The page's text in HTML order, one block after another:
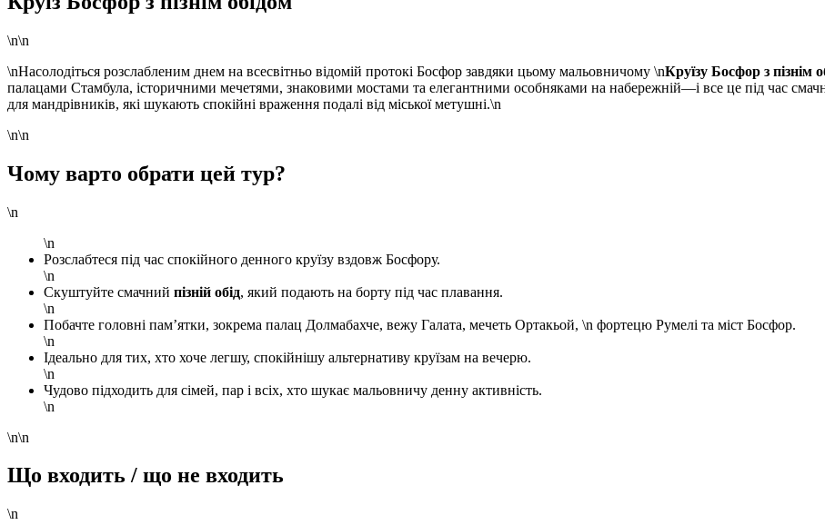
\n\n
\nНасолодіться розслабленим днем на всесвітньо відомій протокі Босфор завдяки цьому мальовничому \nКруїзу Босфор з пізнім
палацами Стамбула, історичними мечетями, знаковими мостами та елегантними особняками на набережній—і все це під час
для мандрівників, які шукають спокійні враження подалі від міської метушні.\n
\n\n
Чому варто обрати цей тур?
\n
\n
Розслабтеся під час спокійного денного круїзу вздовж Босфору.
\n
Скуштуйте смачний пізній обід, який подають на борту під час плавання.
\n
Побачте головні пам’ятки, зокрема палац Долмабахче, вежу Галата, мечеть Ортакьой, \n фортецю Румелі та міст Босфор.
\n
Ідеально для тих, хто хоче легшу, спокійнішу альтернативу круїзам на вечерю.
\n
Чудово підходить для сімей, пар і всіх, хто шукає мальовничу денну активність.
\n
\n\n
Що входить / що не входить
\n